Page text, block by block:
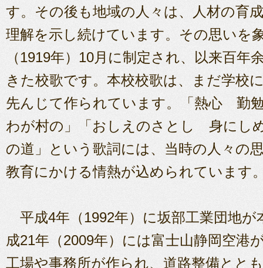
す。その後も地域の人々は、人材の育
理解を示し続けています。その思いを
（1919年）10月に制定され、以来百年
きた校歌です。本校校歌は、まだ学校
先んじて作られています。「熱心 勤
わが村の」「おしえのさとし 身にし
の道」という歌詞には、当時の人々の
教育にかける情熱が込められています
平成4年（1992年）に坂部工業団地が
成21年（2009年）には富士山静岡空港
工場や事務所が作られ、道路整備とと